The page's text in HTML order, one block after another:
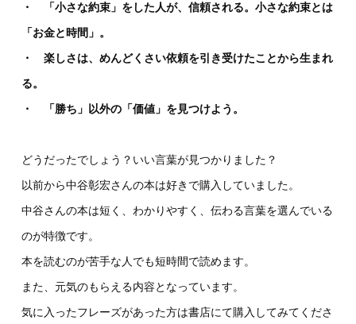
・ 「小さな約束」をした人が、信頼される。小さな約束とは
「お金と時間」。
・ 楽しさは、めんどくさい依頼を引き受けたことから生まれ
る。
・ 「勝ち」以外の「価値」を見つけよう。
どうだったでしょう？いい言葉が見つかりました？
以前から中谷彰宏さんの本は好きで購入していました。
中谷さんの本は短く、わかりやすく、伝わる言葉を選んでいる
のが特徴です。
本を読むのが苦手な人でも短時間で読めます。
また、元気のもらえる内容となっています。
気に入ったフレーズがあった方は書店にて購入してみてくださ